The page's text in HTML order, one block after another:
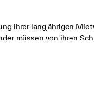
ihrer langjährigen
müssen von ihren